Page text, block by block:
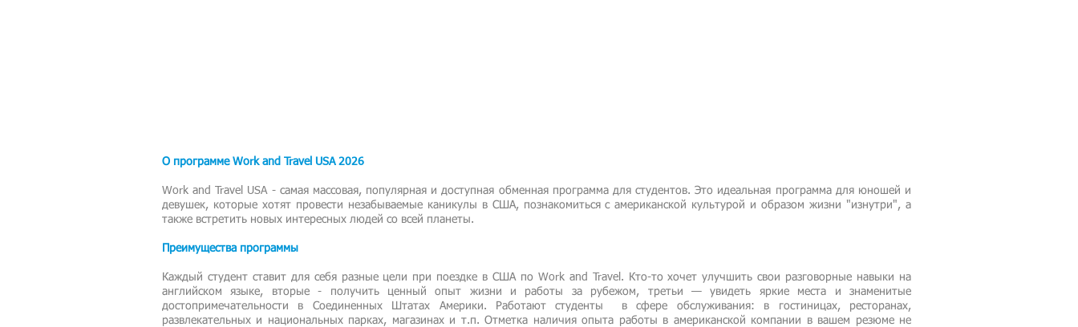
О программе Work and Travel USA 2026
Work and Travel USA - самая массовая, популярная и доступная обменная программа для студентов. Это идеальная программа для юношей и
девушек, которые хотят провести незабываемые каникулы в США, познакомиться с американской культурой и образом жизни "изнутри", а
также встретить новых интересных людей со всей планеты.
Преимущества программы
Каждый студент ставит для себя разные цели при поездке в США по Work and Travel. Кто-то хочет улучшить свои разговорные навыки на
английском языке, вторые - получить ценный опыт жизни и работы за рубежом, третьи — увидеть яркие места и знаменитые
достопримечательности в Соединенных Штатах Америки. Работают студенты в сфере обслуживания: в гостиницах, ресторанах,
развлекательных и национальных парках, магазинах и т.п. Отметка наличия опыта работы в американской компании в вашем резюме не